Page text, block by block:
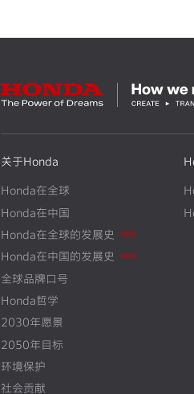
关于Honda
Honda在全球
Honda在中国
Honda在全球的发展史
Honda在中国的发展史
全球品牌口号
Honda哲学
2030年愿景
2050年目标
环境保护
社会贡献